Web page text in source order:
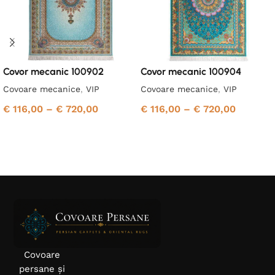
Covor mecanic 100902
Covoare mecanice, VIP
€ 116,00 – € 720,00
Covor mecanic 100904
Covoare mecanice, VIP
€ 116,00 – € 720,00
Covoare
persane și